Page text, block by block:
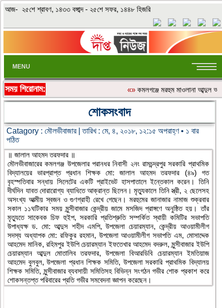
আজ- ২৫শে শ্রাবণ, ১৪৩৩ বঙ্গাব্দ - ২৫শে সফর, ১৪৪৮ হিজরি
MENU
সময় শিরোনাম: «» কমলগঞ্জে মরহুম মাওলানা আব্দুল
শোকসংবাদ
Catagory : মৌলভীবাজার| তারিখ : মে, ৪, ২০১৮, ১২:১৫ অপরাহ্ণ • ১ বার
পঠিত
॥ জালাল আহমদ তরফদার ॥
মৌলভীবাজারের কমলগঞ্জ উপজেলার পরানধর নিবাসী ২নং রামচন্দ্রপুর সরকারি প্রাথমিক
বিদ্যালয়ের ভারপ্রাপ্ত প্রধান শিক্ষক মো: জালাল আহমদ তরফদার (৪৯) গত
বৃহস্পতিবার সন্ধায় সিলেটের একটি প্রাইভেট হাসপাতালে ইন্তেকাল করেন। তিনি
দীর্ঘদিন যাবত দোরারোগ্য ব্যাধিতে আক্রান্ত ছিলেন। মৃত্যুকালে তিনি স্ত্রী, ২ ছেলেসহ
অসংখ্য আত্মীয় স্বজন ও গুণগ্রাহী রেখে গেছেন। মরহুমের জানাজার নামাজ শুক্রবার
সকাল ১১ঘটিকার সময় মুন্সীবাজার কেন্দ্রীয় জামে মসজিদ প্রাঙ্গণে অনুষ্ঠিত হয়। তাঁর
মৃত্যুতে সাকেবক চিফ হুইপ, সরকারি প্রতিশ্রুতি সম্পর্কিত স্থায়ী কমিটির সভাপতি
উপাধ্যক্ষ ড. মো: আব্দুস শহীদ এমপি, উপজেলা চেয়ারম্যান, কেন্দ্রীয় আওয়ামীলীগ
সদস্য অধ্যাপক মো: রফিকুর রহমান, উপজেলা আওয়ামীলীগ সভাপতি এম, মোসাদ্দেক
আহমেদ মানিক, রহিমপুর ইউপি চেয়ারম্যান ইফতেখার আহমেদ বদরুল, মুন্সীবাজার ইউপি
চেয়ারম্যান আব্দুল মোতালিব তরফদার, উপজেলা বিআরডিবি চেয়ারম্যান ইমতিয়াজ
আহমেদ বুলবুল, উপজেলা প্রধান শিক্ষক সমিতি, উপজেলা সরকারি প্রাথমিক বিদ্যালয়
শিক্ষক সমিতি, মুন্সীবাজার ব্যবসায়ী সমিতিসহ বিভিন্ন সংগঠন গভীর শোক প্রকাশ করে
শোকসন্তপ্ত পরিবারের প্রতি গভীর সমবেদনা জ্ঞাপন করেছেন।